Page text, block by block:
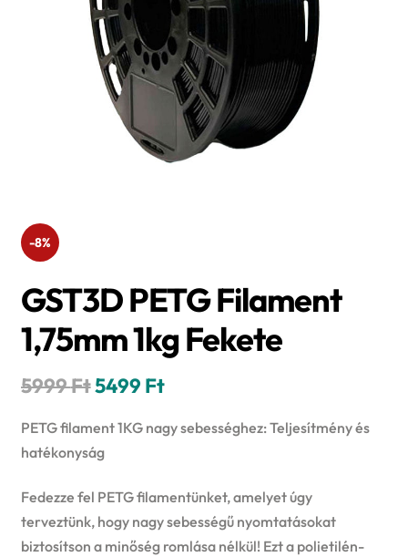
-8%
GST3D PETG Filament
1,75mm 1kg Fekete
5999FtOriginal
price
was:
5999 Ft.
5499 FtCurrent
price
5499 Ft.
PETG filament 1KG nagy sebességhez: Teljesítmény és
hatékonyság
Fedezze fel PETG filamentünket, amelyet úgy
terveztünk, hogy nagy sebességű nyomtatásokat
biztosítson a minőség romlása nélkül! Ezt a polietilén-